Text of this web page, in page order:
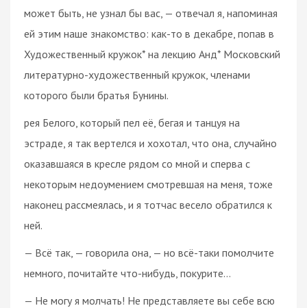
может быть, не узнал бы вас, — отвечал я, напоминая
ей этим наше знакомство: как-то в декабре, попав в
Художественный кружок* на лекцию Анд* Московский
литературно-художественный кружок, членами
которого были братья Бунины.
рея Белого, который пел её, бегая и танцуя на
эстраде, я так вертелся и хохотал, что она, случайно
оказавшаяся в кресле рядом со мной и сперва с
некоторым недоумением смотревшая на меня, тоже
наконец рассмеялась, и я тотчас весело обратился к
ней.
— Всё так, — говорила она, — но всё-таки помолчите
немного, почитайте что-нибудь, покурите…
— Не могу я молчать! Не представляете вы себе всю